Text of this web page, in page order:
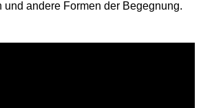
und andere Formen der Begegnung.